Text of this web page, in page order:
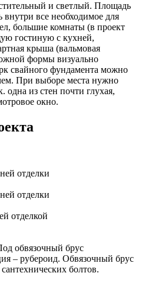
и светлый. Площадь
внутри все необходимое для
большие комнаты (в проект
гостиную с кухней,
крыша (вальмовая
формы визуально
свайного фундамента можно
При выборе места нужно
одна из стен почти глухая,
окно.
отделки
отделки
отделкой
обвязочный брус
– рубероид. Обвязочный брус
болтов.